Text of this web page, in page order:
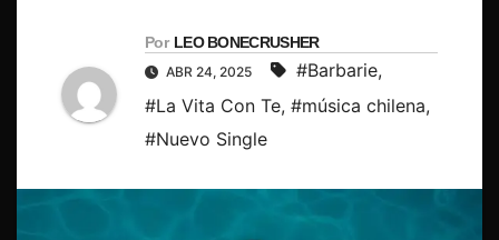
Por LEO BONECRUSHER
ABR 24, 2025 #Barbarie,
#La Vita Con Te, #música chilena,
#Nuevo Single